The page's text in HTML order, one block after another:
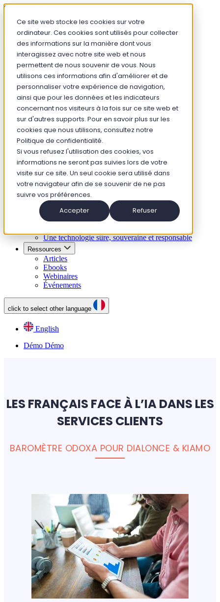
Ce site web stocke les cookies sur votre
ordinateur. Ces cookies sont utilisés pour collecter
des informations sur la manière dont vous
interagissez avec notre site web et nous
permettent de nous souvenir de vous. Nous
utilisons ces informations afin d'améliorer et de
personnaliser votre expérience de navigation,
ainsi que pour les données et les indicateurs
concernant nos visiteurs à la fois sur ce site web et
sur d'autres supports. Pour en savoir plus sur les
cookies que nous utilisons, consultez notre
Politique de confidentialité.
Si vous refusez l'utilisation des cookies, vos
informations ne seront pas suivies lors de votre
visite sur ce site. Un seul cookie sera utilisé dans
votre navigateur afin de se souvenir de ne pas
suivre vos préférences.
Accepter
Refuser
Skip to content
Back to Homepage
Open menu
Solutions
Suite Relation Client IA
Agent conversationnel IA
Agent IA vocal
SVI Visuel
Suite IA Conseiller
Industries
Banques
Assurances
Habitat social
Transports
Energies & Utilities
Services publics
Retail
Télécom
Tourisme
Clients
Technologies
Une technologie sûre, souveraine et responsable
Ressources
Articles
Ebooks
Webinaires
Événements
click to select other language
English
Démo Démo
LES FRANÇAIS FACE À L’IA DANS LES
SERVICES CLIENTS
BAROMÈTRE ODOXA POUR DIALONCE & KIAMO